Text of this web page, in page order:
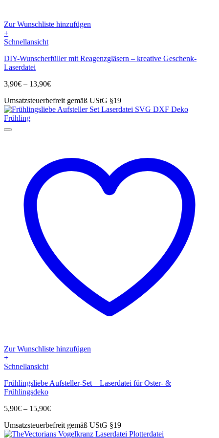
Zur Wunschliste hinzufügen
+
Dieses
weist
mehrere
auf.
Optionen
können
auf
der
Schnellansicht
DIY-Wunscherfüller mit Reagenzgläsern – kreative Geschenk-
Laserdatei
3,90€ – 13,90€Preisspanne:
bis
13,90€
Umsatzsteuerbefreit gemäß UStG §19
Zur Wunschliste hinzufügen
+
Dieses
weist
mehrere
auf.
Optionen
können
Schnellansicht
Frühlingsliebe Aufsteller-Set – Laserdatei für Oster- &
Frühlingsdeko
5,90€ – 15,90€Preisspanne:
bis
15,90€
Umsatzsteuerbefreit gemäß UStG §19